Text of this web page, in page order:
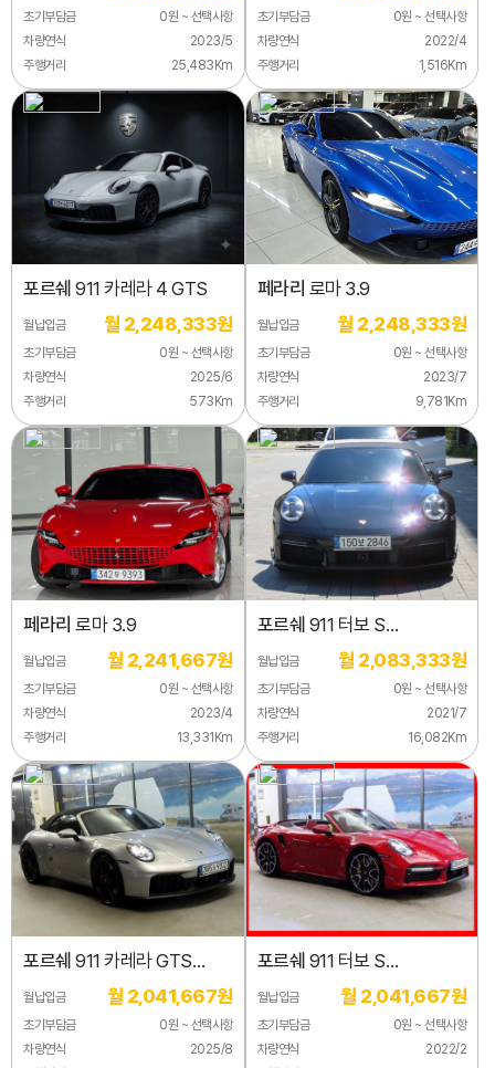
초기부담금
0원 ~ 선택사항
차량연식
2023/5
주행거리
25,483Km
초기부담금
0원 ~ 선택사항
차량연식
2022/4
주행거리
1,516Km
포르쉐 911 카레라 4 GTS
월납입금 월 2,248,333원
초기부담금
0원 ~ 선택사항
차량연식
2025/6
주행거리
573Km
페라리 로마 3.9
월납입금 월 2,248,333원
초기부담금
0원 ~ 선택사항
차량연식
2023/7
주행거리
9,781Km
페라리 로마 3.9
월납입금 월 2,241,667원
초기부담금
0원 ~ 선택사항
차량연식
2023/4
주행거리
13,331Km
포르쉐 911 터보 S
카브리올레
월납입금 월 2,083,333원
초기부담금
0원 ~ 선택사항
차량연식
2021/7
주행거리
16,082Km
포르쉐 911 카레라 GTS
카브리올레
월납입금 월 2,041,667원
초기부담금
0원 ~ 선택사항
차량연식
2025/8
포르쉐 911 터보 S
카브리올레
월납입금 월 2,041,667원
초기부담금
0원 ~ 선택사항
차량연식
2022/2